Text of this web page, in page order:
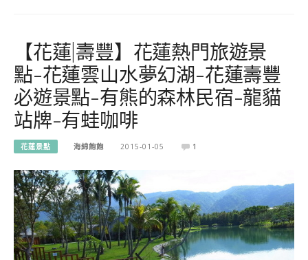
【花蓮|壽豐】花蓮熱門旅遊景
點-花蓮雲山水夢幻湖-花蓮壽豐
必遊景點-有熊的森林民宿-龍貓
站牌-有蛙咖啡
花蓮景點 海綿飽飽 2015-01-05 1